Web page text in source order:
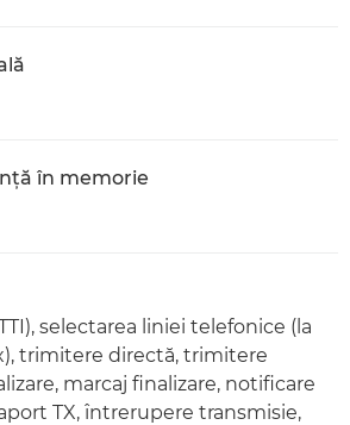
în memorie
selectarea liniei telefonice (la
trimitere directă, trimitere
marcaj finalizare, notificare
TX, întrerupere transmisie,